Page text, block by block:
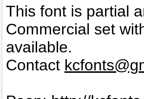
This font is partial
Commercial set
available.
Contact